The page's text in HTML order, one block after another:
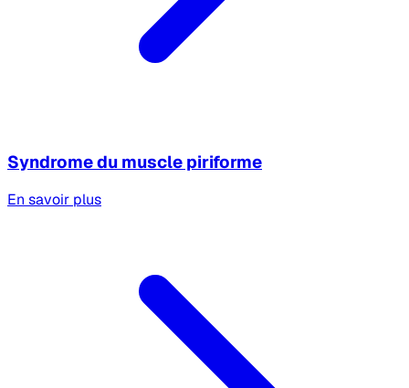
Syndrome du muscle piriforme
En savoir plus